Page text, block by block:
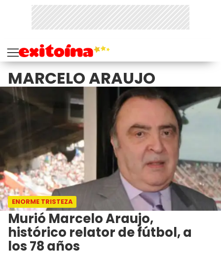
MARCELO ARAUJO
ENORME TRISTEZA
Murió Marcelo Araujo,
histórico relator de fútbol, a
los 78 años